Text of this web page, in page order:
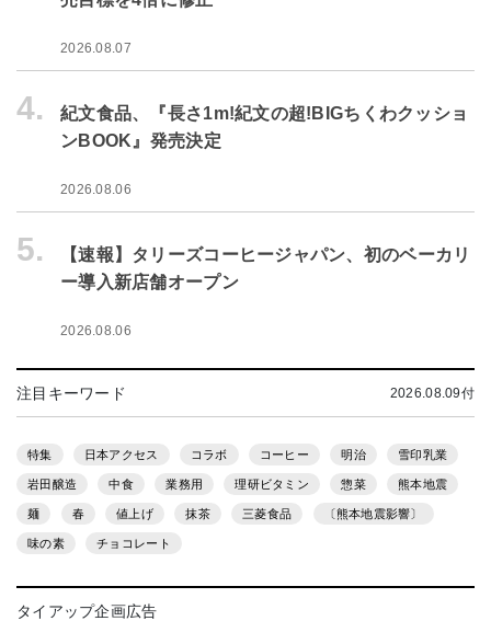
2026.08.07
4.
紀文食品、『長さ1m!紀文の超!BIGちくわクッショ
ンBOOK』発売決定
2026.08.06
5.
【速報】タリーズコーヒージャパン、初のベーカリ
ー導入新店舗オープン
2026.08.06
注目キーワード 2026.08.09付
特集 日本アクセス コラボ コーヒー 明治 雪印乳業
岩田醸造 中食 業務用 理研ビタミン 惣菜 熊本地震
麺 春 値上げ 抹茶 三菱食品 〔熊本地震影響〕
味の素 チョコレート
タイアップ企画広告